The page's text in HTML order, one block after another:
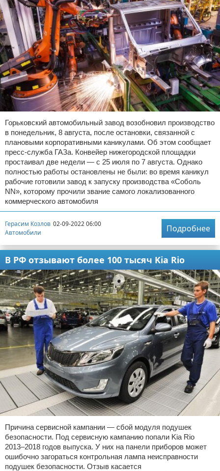
Горьковский автомобильный завод возобновил производство
в понедельник, 8 августа, после остановки, связанной с
плановыми корпоративными каникулами. Об этом сообщает
пресс-служба ГАЗа. Конвейер нижегородской площадки
простаивал две недели — с 25 июля по 7 августа. Однако
полностью работы остановлены не были: во время каникул
рабочие готовили завод к запуску производства «Соболь
NN», которому прочили звание самого локализованного
коммерческого автомобиля
Герасим Козлов 02-09-2022 06:00
Автомобили
Подробнее
В РФ отзывают более 100 тысяч Kia Rio
Причина сервисной кампании — сбой модуля подушек
безопасности. Под сервисную кампанию попали Kia Rio
2013–2018 годов выпуска. У них на панели приборов может
ошибочно загораться контрольная лампа неисправности
подушек безопасности. Отзыв касается